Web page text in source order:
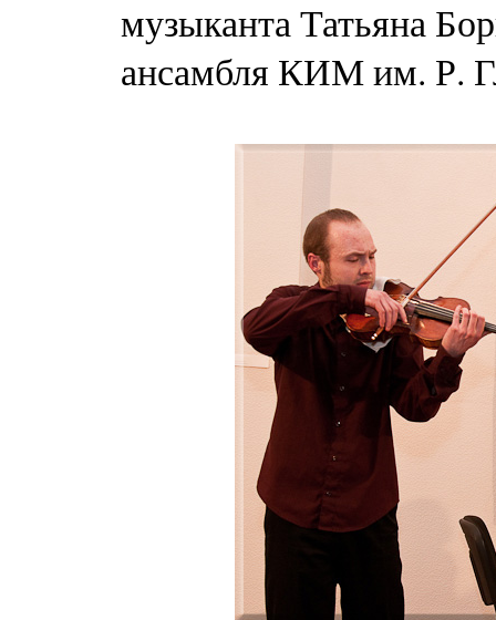
музыканта Татьяна
ансамбля КИМ им. Р.